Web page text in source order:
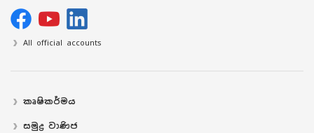
All official accounts
කෘෂිකර්මය
සමුද්‍ර වාණිජ